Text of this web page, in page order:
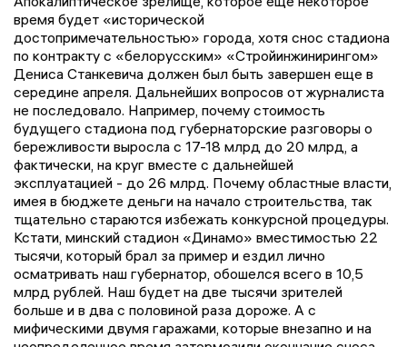
время будет «исторической
достопримечательностью» города, хотя снос стадиона
по контракту с «белорусским» «Стройинжинирингом»
Дениса Станкевича должен был быть завершен еще в
середине апреля. Дальнейших вопросов от журналиста
не последовало. Например, почему стоимость
будущего стадиона под губернаторские разговоры о
бережливости выросла с 17-18 млрд до 20 млрд, а
фактически, на круг вместе с дальнейшей
эксплуатацией - до 26 млрд. Почему областные власти,
имея в бюджете деньги на начало строительства, так
тщательно стараются избежать конкурсной процедуры.
Кстати, минский стадион «Динамо» вместимостью 22
тысячи, который брал за пример и ездил лично
осматривать наш губернатор, обошелся всего в 10,5
млрд рублей. Наш будет на две тысячи зрителей
больше и в два с половиной раза дороже. А с
мифическими двумя гаражами, которые внезапно и на